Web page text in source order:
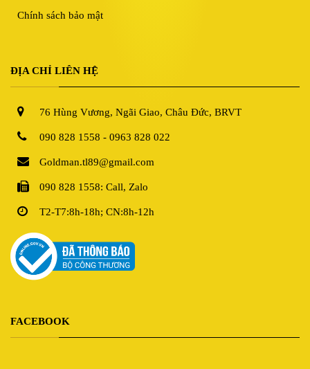
Chính sách bảo mật
ĐỊA CHỈ LIÊN HỆ
76 Hùng Vương, Ngãi Giao, Châu Đức, BRVT
090 828 1558 - 0963 828 022
Goldman.tl89@gmail.com
090 828 1558: Call, Zalo
T2-T7:8h-18h; CN:8h-12h
FACEBOOK